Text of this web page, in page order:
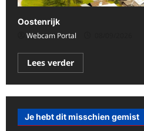
Oostenrijk
Webcam Portal
Lees verderLees
meer
Oostenrijk
Je hebt dit misschien gemist